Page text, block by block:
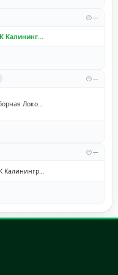
🕐 —
ФК Калининград
🕐 —
Сборная Локобол 2026
🕐 —